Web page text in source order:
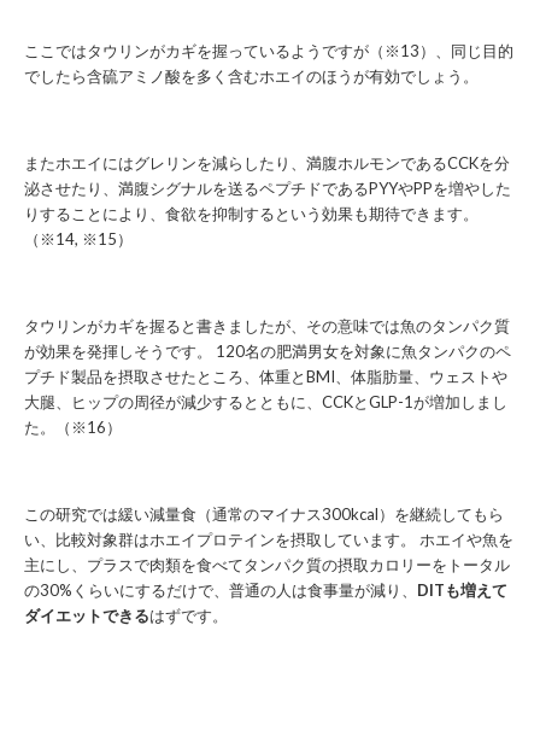
ここではタウリンがカギを握っているようですが（※13）、同じ目的
でしたら含硫アミノ酸を多く含むホエイのほうが有効でしょう。
またホエイにはグレリンを減らしたり、満腹ホルモンであるCCKを分
泌させたり、満腹シグナルを送るペプチドであるPYYやPPを増やした
りすることにより、食欲を抑制するという効果も期待できます。
（※14, ※15）
タウリンがカギを握ると書きましたが、その意味では魚のタンパク質
が効果を発揮しそうです。 120名の肥満男女を対象に魚タンパクのペ
プチド製品を摂取させたところ、体重とBMI、体脂肪量、ウェストや
大腿、ヒップの周径が減少するとともに、CCKとGLP-1が増加しまし
た。（※16）
この研究では緩い減量食（通常のマイナス300kcal）を継続してもら
い、比較対象群はホエイプロテインを摂取しています。 ホエイや魚を
主にし、プラスで肉類を食べてタンパク質の摂取カロリーをトータル
の30%くらいにするだけで、普通の人は食事量が減り、 DITも増えて
ダイエットできるはずです。